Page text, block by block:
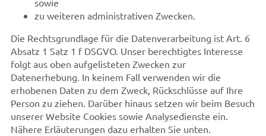
sowie
zu weiteren administrativen Zwecken.
Die Rechtsgrundlage für die Datenverarbeitung ist Art. 6
Absatz 1 Satz 1 f DSGVO. Unser berechtigtes Interesse
folgt aus oben aufgelisteten Zwecken zur
Datenerhebung. In keinem Fall verwenden wir die
erhobenen Daten zu dem Zweck, Rückschlüsse auf Ihre
Person zu ziehen. Darüber hinaus setzen wir beim Besuch
unserer Website Cookies sowie Analysedienste ein.
Nähere Erläuterungen dazu erhalten Sie unten.